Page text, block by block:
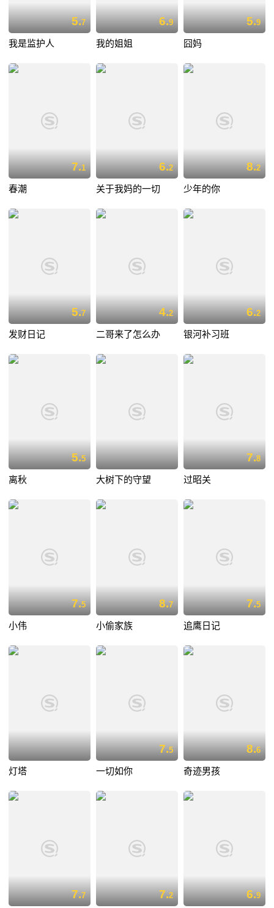
5.7
我是监护人
6.9
我的姐姐
5.9
囧妈
7.1
春潮
6.2
关于我妈的一切
8.2
少年的你
5.7
发财日记
4.2
二哥来了怎么办
6.2
银河补习班
5.5
离秋 大树下的守望
7.8
过昭关
7.5
小伟
8.7
小偷家族
7.5
追鹰日记
灯塔
7.5
一切如你
8.6
奇迹男孩
7.7 7.2 6.9